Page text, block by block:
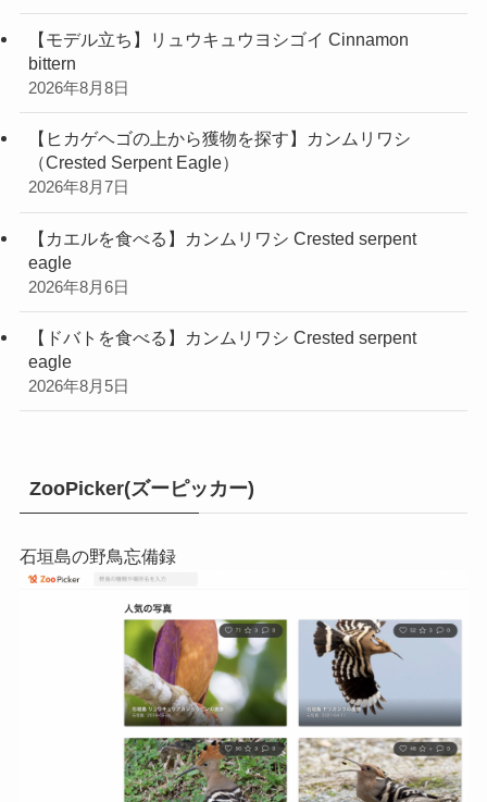
【モデル立ち】リュウキュウヨシゴイ Cinnamon
bittern
2026年8月8日
【ヒカゲヘゴの上から獲物を探す】カンムリワシ
（Crested Serpent Eagle）
2026年8月7日
【カエルを食べる】カンムリワシ Crested serpent
eagle
2026年8月6日
【ドバトを食べる】カンムリワシ Crested serpent
eagle
2026年8月5日
ZooPicker(ズーピッカー)
石垣島の野鳥忘備録